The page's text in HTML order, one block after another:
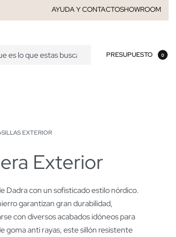
AYUDA Y CONTACTOSHOWROOM
PRESUPUESTO 0
SILLAS EXTERIOR
Exterior
Dadra con un sofisticado estilo nórdico.
garantizan gran durabilidad,
con diversos acabados idóneos para
goma anti rayas, este sillón resistente